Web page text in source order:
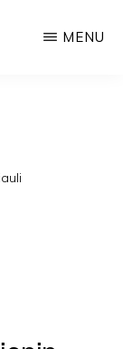
MENU